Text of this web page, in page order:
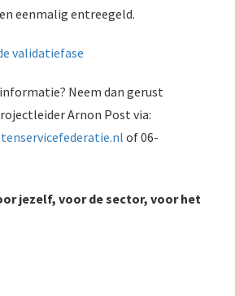
eenmalig entreegeld.
validatiefase
Neem dan gerust
Arnon Post via:
of 06-
jezelf, voor de sector, voor het